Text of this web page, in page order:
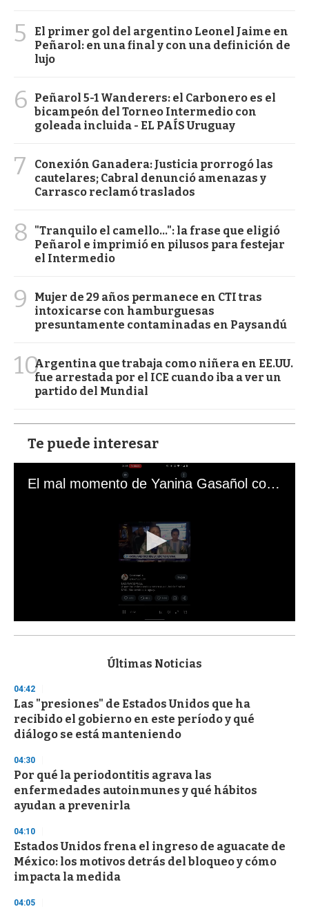
5
El primer gol del argentino Leonel Jaime en
Peñarol: en una final y con una definición de
lujo
6
Peñarol 5-1 Wanderers: el Carbonero es el
bicampeón del Torneo Intermedio con
goleada incluida - EL PAÍS Uruguay
7
Conexión Ganadera: Justicia prorrogó las
cautelares; Cabral denunció amenazas y
Carrasco reclamó traslados
8
"Tranquilo el camello...": la frase que eligió
Peñarol e imprimió en pilusos para festejar
el Intermedio
9
Mujer de 29 años permanece en CTI tras
intoxicarse con hamburguesas
presuntamente contaminadas en Paysandú
10Argentina que trabaja como niñera en EE.UU.
fue arrestada por el ICE cuando iba a ver un
partido del Mundial
Te puede interesar
El mal momento de Yanina Gasañol con un hincha argentino en "Subrayado"
s
d
s
o
f
3
s
e
c
o
n
Últimas Noticias
04:42
Las "presiones" de Estados Unidos que ha
recibido el gobierno en este período y qué
diálogo se está manteniendo
04:30
Por qué la periodontitis agrava las
enfermedades autoinmunes y qué hábitos
ayudan a prevenirla
04:10
Estados Unidos frena el ingreso de aguacate de
México: los motivos detrás del bloqueo y cómo
impacta la medida
04:05